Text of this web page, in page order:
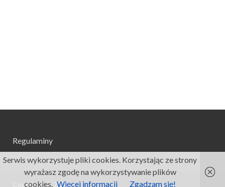
Regulaminy
Copyright © 2026.
Serwis wykorzystuje pliki cookies. Korzystając ze strony
wyrażasz zgodę na wykorzystywanie plików
cookies. Więcej informacji Zgadzam się!